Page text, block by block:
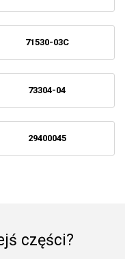
71530-03C
73304-04
29400045
części?